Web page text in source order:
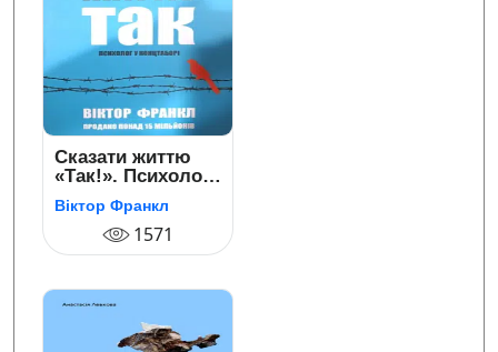
Сказати життю
«Так!». Психолог
у концтаборі
Віктор Франкл
1571